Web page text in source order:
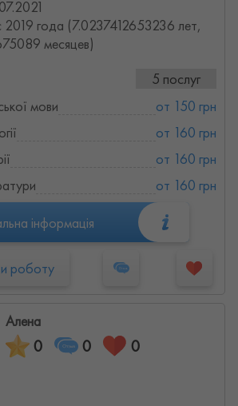
2019 года (7.0237412653236 лет,
месяцев)
5 послуг
мови
от 150 грн
от 160 грн
от 160 грн
от 160 грн
інформація
роботу
Алена
0 0 0